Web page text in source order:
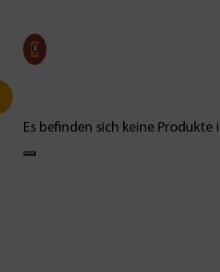
0
Es befinden sich keine Produkte